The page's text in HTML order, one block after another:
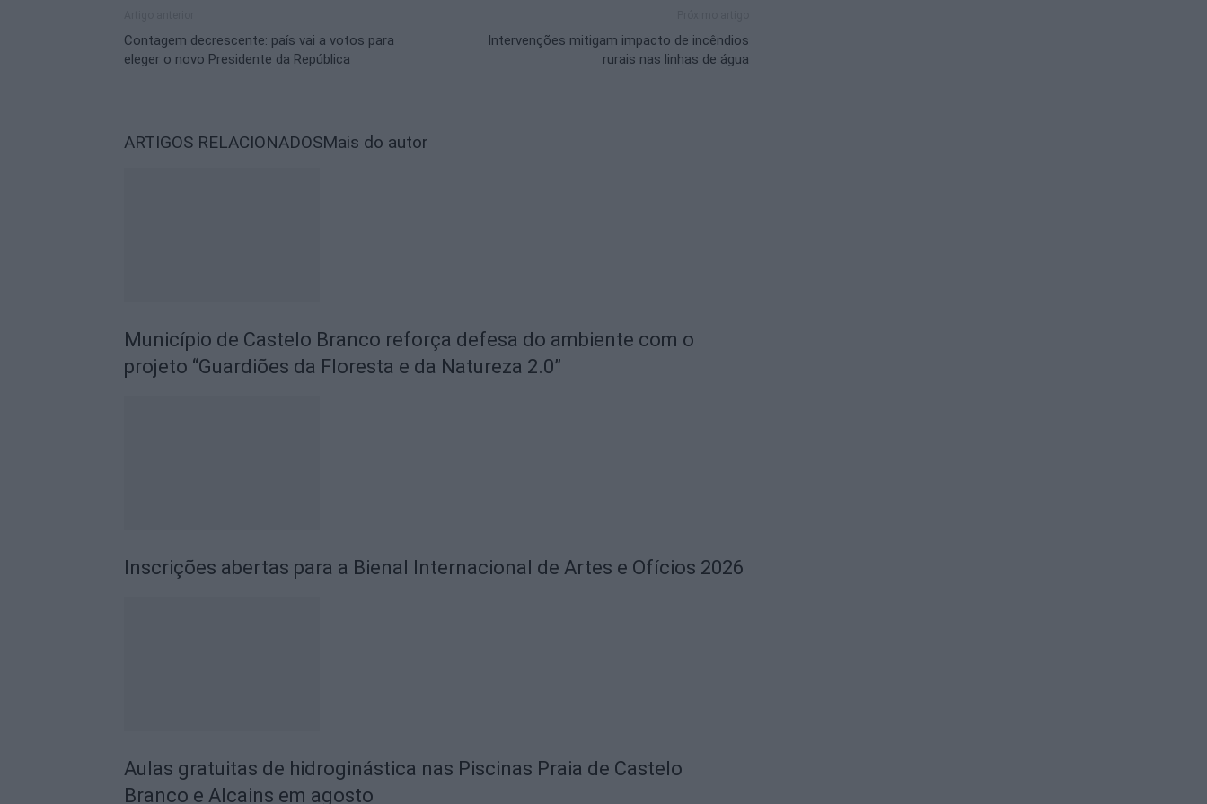
Contagem decrescente: país vai a votos para
eleger o novo Presidente da República
Intervenções mitigam impacto de incêndios
rurais nas linhas de água
ARTIGOS RELACIONADOSMais do autor
Município de Castelo Branco reforça defesa do ambiente com o
projeto “Guardiões da Floresta e da Natureza 2.0”
Inscrições abertas para a Bienal Internacional de Artes e Ofícios 2026
Aulas gratuitas de hidroginástica nas Piscinas Praia de Castelo
Branco e Alcains em agosto